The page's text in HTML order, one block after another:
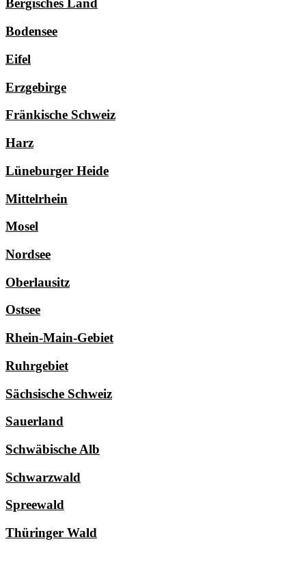
Bergisches Land
Bodensee
Eifel
Erzgebirge
Fränkische Schweiz
Harz
Lüneburger Heide
Mittelrhein
Mosel
Nordsee
Oberlausitz
Ostsee
Rhein-Main-Gebiet
Ruhrgebiet
Sächsische Schweiz
Sauerland
Schwäbische Alb
Schwarzwald
Spreewald
Thüringer Wald